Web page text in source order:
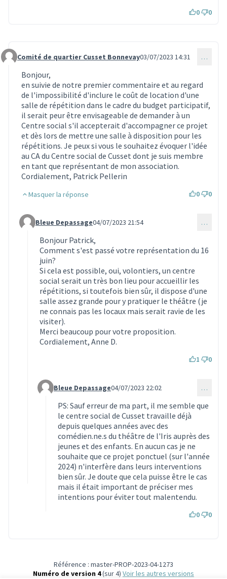
0 0
Commentaire 2811
Comité de quartier Cusset Bonnevay03/07/2023 14:31 …
Bonjour,
en suivie de notre premier commentaire et au regard
de l'impossibilité d'inclure le coût de location d'une
salle de répétition dans le cadre du budget participatif,
il serait peur être envisageable de demander à un
Centre social s'il accepterait d'accompagner ce projet
et dès lors de mettre une salle à disposition pour les
répétitions. Je peux si vous le souhaitez évoquer l'idée
au CA du Centre social de Cusset dont je suis membre
en tant que représentant de mon association.
Cordialement, Patrick Pellerin
Masquer la réponse 0 0
Commentaire 2854 (réponse au commentaire 2811)
Bleue Depassage04/07/2023 21:54 …
Bonjour Patrick,
Comment s'est passé votre représentation du 16
juin?
Si cela est possible, oui, volontiers, un centre
social serait un très bon lieu pour accueillir les
répétitions, si toutefois bien sûr, il dispose d'une
salle assez grande pour y pratiquer le théâtre (je
ne connais pas les locaux mais serait ravie de les
visiter).
Merci beaucoup pour votre proposition.
Cordialement, Anne D.
1 0
Commentaire 2855 (réponse au commentaire 2854)
Bleue Depassage04/07/2023 22:02 …
PS: Sauf erreur de ma part, il me semble que
le centre social de Cusset travaille déjà
depuis quelques années avec des
comédien.ne.s du théâtre de l'Iris auprès des
jeunes et des enfants. En aucun cas je ne
souhaite que ce projet ponctuel (sur l'année
2024) n'interfère dans leurs interventions
bien sûr. Je doute que cela puisse être le cas
mais il était important de préciser mes
intentions pour éviter tout malentendu.
0 0
Référence : master-PROP-2023-04-1273
Numéro de version 4(sur 4)
voir les autres versions